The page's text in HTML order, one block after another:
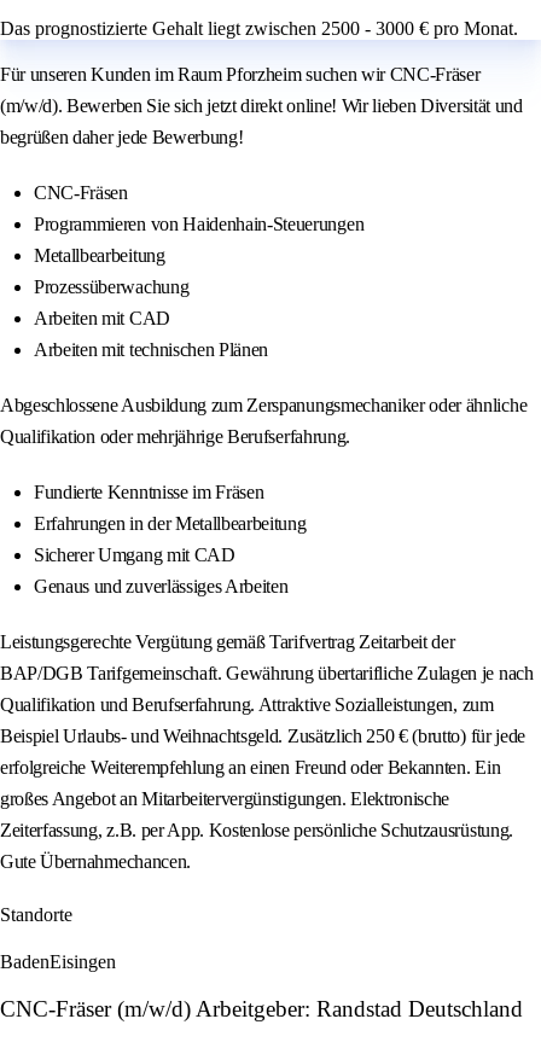
Das prognostizierte Gehalt liegt zwischen 2500 - 3000 € pro Monat.
Für unseren Kunden im Raum Pforzheim suchen wir CNC-Fräser
(m/w/d). Bewerben Sie sich jetzt direkt online! Wir lieben Diversität und
begrüßen daher jede Bewerbung!
CNC-Fräsen
Programmieren von Haidenhain-Steuerungen
Metallbearbeitung
Prozessüberwachung
Arbeiten mit CAD
Arbeiten mit technischen Plänen
Abgeschlossene Ausbildung zum Zerspanungsmechaniker oder ähnliche
Qualifikation oder mehrjährige Berufserfahrung.
Fundierte Kenntnisse im Fräsen
Erfahrungen in der Metallbearbeitung
Sicherer Umgang mit CAD
Genaus und zuverlässiges Arbeiten
Leistungsgerechte Vergütung gemäß Tarifvertrag Zeitarbeit der
BAP/DGB Tarifgemeinschaft. Gewährung übertarifliche Zulagen je nach
Qualifikation und Berufserfahrung. Attraktive Sozialleistungen, zum
Beispiel Urlaubs- und Weihnachtsgeld. Zusätzlich 250 € (brutto) für jede
erfolgreiche Weiterempfehlung an einen Freund oder Bekannten. Ein
großes Angebot an Mitarbeitervergünstigungen. Elektronische
Zeiterfassung, z.B. per App. Kostenlose persönliche Schutzausrüstung.
Gute Übernahmechancen.
Standorte
BadenEisingen
CNC-Fräser (m/w/d) Arbeitgeber: Randstad Deutschland